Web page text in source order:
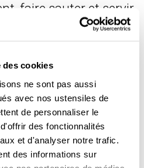
cookies
ne sont pas aussi
avec nos ustensiles de
de personnaliser le
des fonctionnalités
et d'analyser notre trafic.
des informations sur
faire sauter et servir
défaire les ingrédients, à
. Comme toute spatule, elle
les ingrédients,
et frire.
est dotée d'une tête en
la couleur de votre choix, et
office de cuillère. Et un manche
une prise en main confortable
très résistants pour de